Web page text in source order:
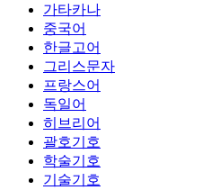
가타카나
중국어
한글고어
그리스문자
프랑스어
독일어
히브리어
괄호기호
학술기호
기술기호